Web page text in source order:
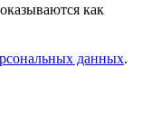
как
данных.